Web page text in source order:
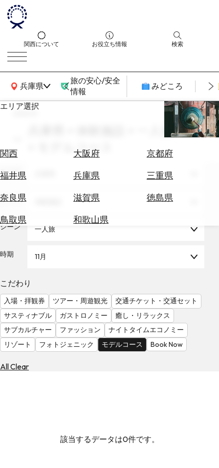
関西について お役立ち情報 検索
兵庫県
関西広域MAP
旅の安心/安全
情報
みどころ
エリア選択
関西 大阪府
京都府
福井県
兵庫県
三重県
奈良県
滋賀県
徳島県
鳥取県
和歌山県
エ
券
テ
を
る
気
を
見
る
search
兵庫県 × 体験施設 × 一人旅 × 11月
× モデルコース
エリア
テーマ
シーン 一人旅
時期 11月
こだわり
入場・拝観券 ツアー・周遊観光
交通チケット・交通セット
サスティナブル
ガストロノミー
癒し・リラックス
サブカルチャー
ファッション
ナイトタイムエコノミー
リゾート
フォトジェニック モデルコース Book Now
All Clear
該当するデータは0件です。